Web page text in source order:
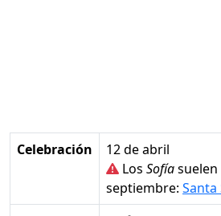
Celebración 12 de abril
Los Sofía
septiembre: Santa